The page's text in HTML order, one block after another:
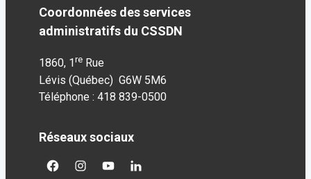
Coordonnées des services
administratifs du CSSDN
1860, 1 re Rue
Lévis (Québec) G6W 5M6
Téléphone : 418 839-0500
Réseaux sociaux
facebookgoogleplus
googleplusgoogleplus